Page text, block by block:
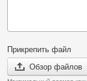
Прикрепить файл
Обзор файлов